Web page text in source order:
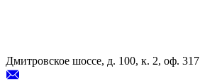
Дмитровское шоссе, д. 100, к. 2, оф. 317